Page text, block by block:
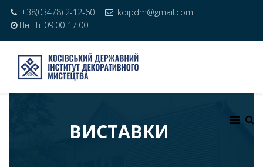
+38(03478) 2-12-60
kdipdm@gmail.com
Пн-Пт 09:00-17:00
ВИСТАВКИ